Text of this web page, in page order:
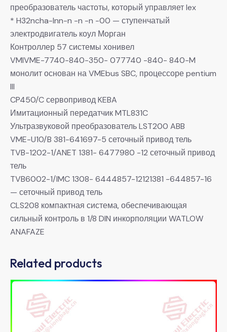
преобразователь частоты, который управляет lex
* H32ncha-lnn-n -n -n -00 — ступенчатый
электродвигатель коул Морган
Контроллер 57 системы хонивел
VMIVME-7740-840-350- 077740 -840- 840-M
монолит основан на VMEbus SBC, процессоре pentium
III
CP450/C сервопривод KEBA
Имитационный передатчик MTL831C
Ультразвуковой преобразователь LST200 ABB
VME-U10/B 381-641697-5 сеточный привод тель
TVB-1202-1/ANET 1381- 6477980 -12 сеточный привод
тель
TVB6002-1/IMC 1308- 6444857-12121381 -644857-16
— сеточный привод тель
CLS208 компактная система, обеспечивающая
сильный контроль в 1/8 DIN инкорполяции WATLOW
ANAFAZE
Related products